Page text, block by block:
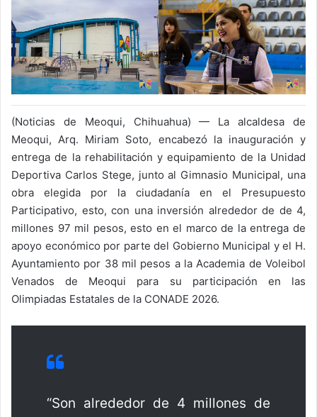
(Noticias de Meoqui, Chihuahua) — La alcaldesa de
Meoqui, Arq. Miriam Soto, encabezó la inauguración y
entrega de la rehabilitación y equipamiento de la Unidad
Deportiva Carlos Stege, junto al Gimnasio Municipal, una
obra elegida por la ciudadanía en el Presupuesto
Participativo, esto, con una inversión alrededor de de 4,
millones 97 mil pesos, esto en el marco de la entrega de
apoyo económico por parte del Gobierno Municipal y el H.
Ayuntamiento por 38 mil pesos a la Academia de Voleibol
Venados de Meoqui para su participación en las
Olimpiadas Estatales de la CONADE 2026.
“Son alrededor de 4 millones de